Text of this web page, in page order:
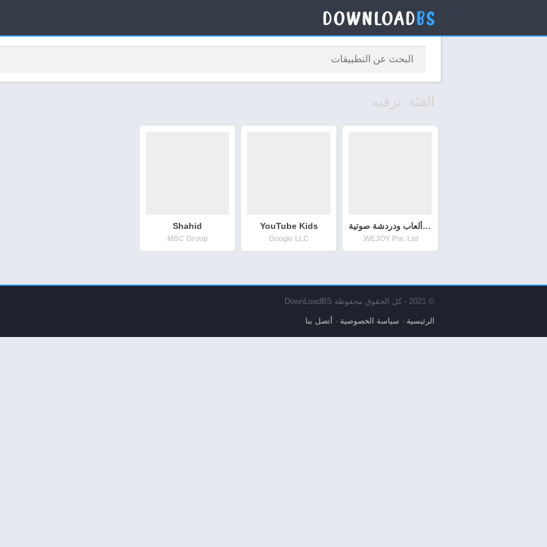
الفئة: ترفيه
ويبلاي – ألعاب ودردشة صوتية
WEJOY Pte. Ltd.
YouTube Kids
Google LLC
Shahid
MBC Group
© 2021 - كل الحقوق محفوظة DownLoadBS
الرئيسية سياسة الخصوصية أتصل بنا